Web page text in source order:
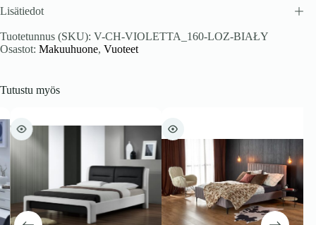
Lisätiedot
Tuotetunnus (SKU): V-CH-VIOLETTA_160-LOZ-BIAŁY
Osastot: Makuuhuone, Vuoteet
Tutustu myös